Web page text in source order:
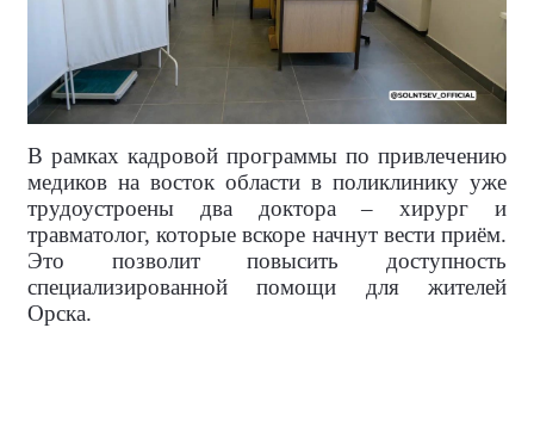
В рамках кадровой программы по привлечению
медиков на восток области в поликлинику уже
трудоустроены два доктора – хирург и
травматолог, которые вскоре начнут вести приём.
Это позволит повысить доступность
специализированной помощи для жителей
Орска.